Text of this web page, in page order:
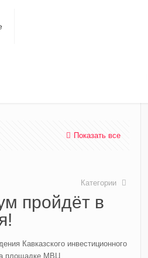
Показать все
Категории
пройдёт в
Кавказского инвестиционного
площадке МВЦ